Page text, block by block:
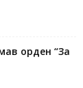
орден “За